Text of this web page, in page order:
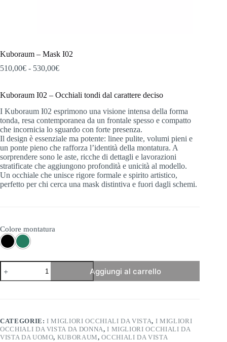
Kuboraum – Mask I02
510,00€ - 530,00€Fascia
da
a
530,00€
Kuboraum I02 – Occhiali tondi dal carattere deciso
I Kuboraum I02 esprimono una visione intensa della forma
tonda, resa contemporanea da un frontale spesso e compatto
che incornicia lo sguardo con forte presenza.
Il design è essenziale ma potente: linee pulite, volumi pieni e
un ponte pieno che rafforza l’identità della montatura. A
sorprendere sono le aste, ricche di dettagli e lavorazioni
stratificate che aggiungono profondità e unicità al modello.
Un occhiale che unisce rigore formale e spirito artistico,
perfetto per chi cerca una mask distintiva e fuori dagli schemi.
Colore montatura
Kuboraum
Mask
Aggiungi al carrello
CATEGORIE:I MIGLIORI OCCHIALI DA VISTA, I MIGLIORI
OCCHIALI DA VISTA DA DONNA,I MIGLIORI OCCHIALI DA
VISTA DA UOMO, KUBORAUM,OCCHIALI DA VISTA